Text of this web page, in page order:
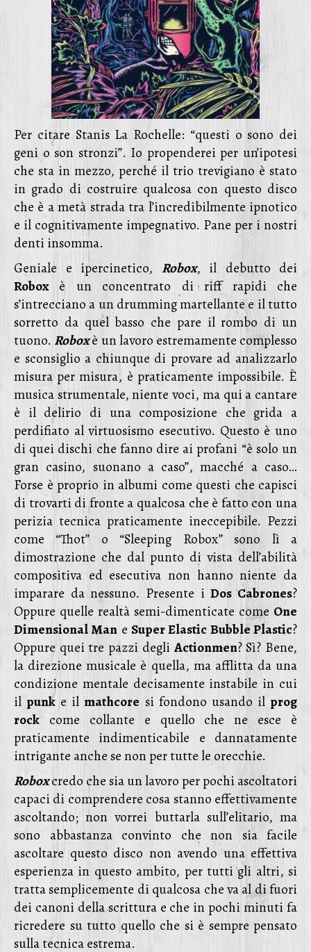
Per citare Stanis La Rochelle: “questi o sono dei
geni o son stronzi”. Io propenderei per un’ipotesi
che sta in mezzo, perché il trio trevigiano è stato
in grado di costruire qualcosa con questo disco
che è a metà strada tra l’incredibilmente ipnotico
e il cognitivamente impegnativo. Pane per i nostri
denti insomma.
Geniale e ipercinetico, Robox, il debutto dei
Roboxè un concentrato di riff rapidi che
s’intrecciano a un drumming martellante e il tutto
sorretto da quel basso che pare il rombo di un
tuono. Roboxè un lavoro estremamente complesso
e sconsiglio a chiunque di provare ad analizzarlo
misura per misura, è praticamente impossibile. È
musica strumentale, niente voci, ma qui a cantare
è il delirio di una composizione che grida a
perdifiato al virtuosismo esecutivo. Questo è uno
di quei dischi che fanno dire ai profani “è solo un
gran casino, suonano a caso”, macché a caso…
Forse è proprio in albumi come questi che capisci
di trovarti di fronte a qualcosa che è fatto con una
perizia tecnica praticamente ineccepibile. Pezzi
come “Thot” o “Sleeping Robox” sono lì a
dimostrazione che dal punto di vista dell’abilità
compositiva ed esecutiva non hanno niente da
imparare da nessuno. Presente iDos Cabrones?
Oppure quelle realtà semi-dimenticate come One
Dimensional Man eSuper Elastic Bubble Plastic?
Oppure quei tre pazzi degliActionmen? Sì? Bene,
la direzione musicale è quella, ma afflitta da una
condizione mentale decisamente instabile in cui
ilpunke ilmathcore si fondono usando il prog
rock come collante e quello che ne esce è
praticamente indimenticabile e dannatamente
intrigante anche se non per tutte le orecchie.
Roboxcredo che sia un lavoro per pochi ascoltatori
capaci di comprendere cosa stanno effettivamente
ascoltando; non vorrei buttarla sull’elitario, ma
sono abbastanza convinto che non sia facile
ascoltare questo disco non avendo una effettiva
esperienza in questo ambito, per tutti gli altri, si
tratta semplicemente di qualcosa che va al di fuori
dei canoni della scrittura e che in pochi minuti fa
ricredere su tutto quello che si è sempre pensato
sulla tecnica estrema.